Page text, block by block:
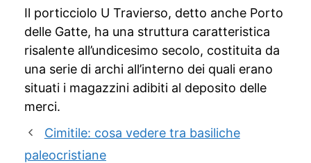
Il porticciolo U Travierso, detto anche Porto
delle Gatte, ha una struttura caratteristica
risalente all’undicesimo secolo, costituita da
una serie di archi all’interno dei quali erano
situati i magazzini adibiti al deposito delle
merci.
Cimitile: cosa vedere tra basiliche
paleocristiane